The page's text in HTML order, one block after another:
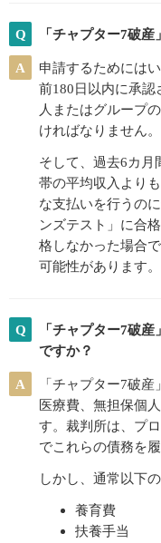
Q 「チャプター7破
A
申請するためには
前180日以内に承認
人またはグループ
ければなりません。
そして、過去6カ月
帯の平均収入より
な支払いを行うの
ンズテスト」に合
格しなかった場合
可能性があります。
Q
「チャプター7破
ですか？
A
「チャプター7破
医療費、無担保個
す。裁判所は、プ
でこれらの債務を履
しかし、通常以下
養育費
扶養手当